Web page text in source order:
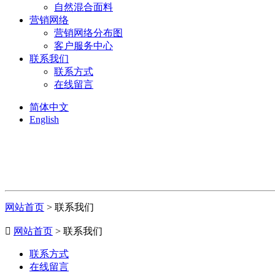
自然混合面料
营销网络
营销网络分布图
客户服务中心
联系我们
联系方式
在线留言
简体中文
English
网站首页 > 联系我们
 网站首页 > 联系我们
联系方式
在线留言